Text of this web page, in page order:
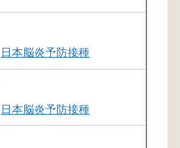
日本脳炎予防接種
日本脳炎予防接種